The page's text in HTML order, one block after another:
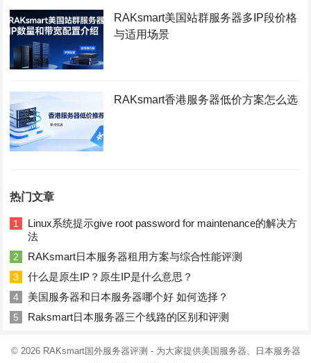
RAKsmart美国站群服务器多IP段价格
与适用场景
RAKsmart香港服务器低价方案怎么选
热门文章
1
Linux系统提示give root password for maintenance的解决方
法
2 RAKsmart日本服务器租用方案与综合性能评测
3 什么是原生IP？原生IP是什么意思？
4 美国服务器和日本服务器哪个好 如何选择？
5 Raksmart日本服务器三个线路的区别和评测
© 2026 RAKsmart国外服务器评测 - 为大家提供美国服务器、日本服务器